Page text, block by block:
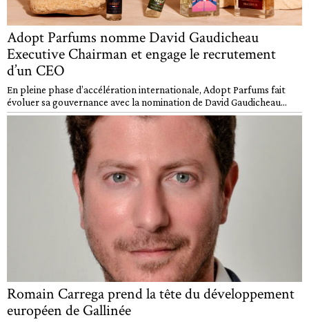
Adopt Parfums nomme David Gaudicheau
Executive Chairman et engage le recrutement
d’un CEO
En pleine phase d’accélération internationale, Adopt Parfums fait
évoluer sa gouvernance avec la nomination de David Gaudicheau...
Romain Carrega prend la tête du développement
européen de Gallinée